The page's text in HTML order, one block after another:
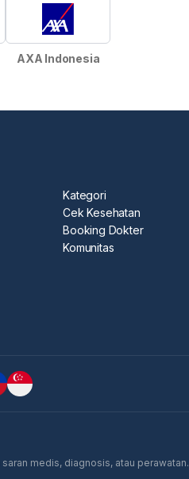
AXA Indonesia
Kategori
Cek Kesehatan
Booking Dokter
Komunitas
medis, diagnosis, atau perawatan.